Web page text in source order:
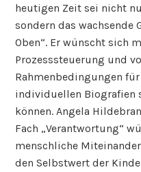
heutigen Zeit sei nicht
sondern das wachsende
Oben“. Er wünscht sich
Prozesssteuerung und
Rahmenbedingungen
individuellen Biografien
können. Angela
Fach „Verantwortung“
menschliche
den Selbstwert der